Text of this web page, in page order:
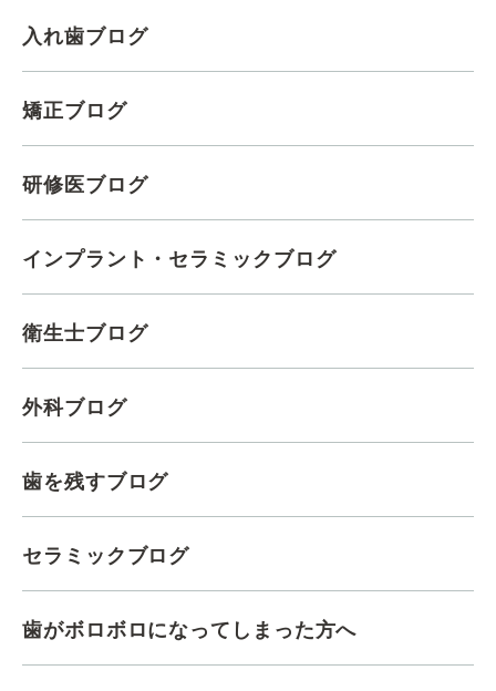
入れ歯ブログ
矯正ブログ
研修医ブログ
インプラント・セラミックブログ
衛生士ブログ
外科ブログ
歯を残すブログ
セラミックブログ
歯がボロボロになってしまった方へ